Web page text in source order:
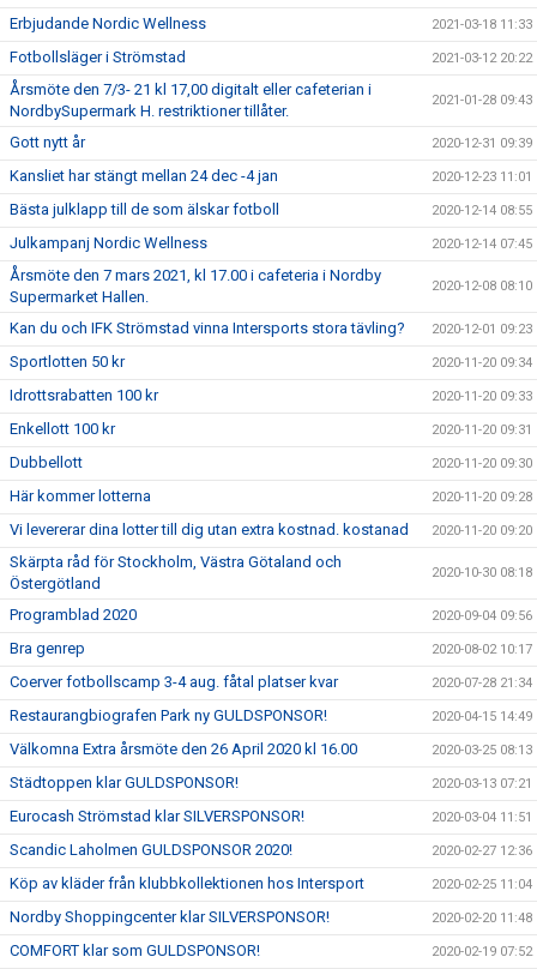
Erbjudande Nordic Wellness 2021-03-18 11:33
Fotbollsläger i Strömstad 2021-03-12 20:22
Årsmöte den 7/3- 21 kl 17,00 digitalt eller cafeterian i
NordbySupermark H. restriktioner tillåter.
2021-01-28 09:43
Gott nytt år 2020-12-31 09:39
Kansliet har stängt mellan 24 dec -4 jan 2020-12-23 11:01
Bästa julklapp till de som älskar fotboll 2020-12-14 08:55
Julkampanj Nordic Wellness 2020-12-14 07:45
Årsmöte den 7 mars 2021, kl 17.00 i cafeteria i Nordby
Supermarket Hallen.
2020-12-08 08:10
Kan du och IFK Strömstad vinna Intersports stora tävling? 2020-12-01 09:23
Sportlotten 50 kr 2020-11-20 09:34
Idrottsrabatten 100 kr 2020-11-20 09:33
Enkellott 100 kr 2020-11-20 09:31
Dubbellott 2020-11-20 09:30
Här kommer lotterna 2020-11-20 09:28
Vi levererar dina lotter till dig utan extra kostnad. kostanad 2020-11-20 09:20
Skärpta råd för Stockholm, Västra Götaland och
Östergötland
2020-10-30 08:18
Programblad 2020 2020-09-04 09:56
Bra genrep 2020-08-02 10:17
Coerver fotbollscamp 3-4 aug. fåtal platser kvar 2020-07-28 21:34
Restaurangbiografen Park ny GULDSPONSOR! 2020-04-15 14:49
Välkomna Extra årsmöte den 26 April 2020 kl 16.00 2020-03-25 08:13
Städtoppen klar GULDSPONSOR! 2020-03-13 07:21
Eurocash Strömstad klar SILVERSPONSOR! 2020-03-04 11:51
Scandic Laholmen GULDSPONSOR 2020! 2020-02-27 12:36
Köp av kläder från klubbkollektionen hos Intersport 2020-02-25 11:04
Nordby Shoppingcenter klar SILVERSPONSOR! 2020-02-20 11:48
COMFORT klar som GULDSPONSOR! 2020-02-19 07:52